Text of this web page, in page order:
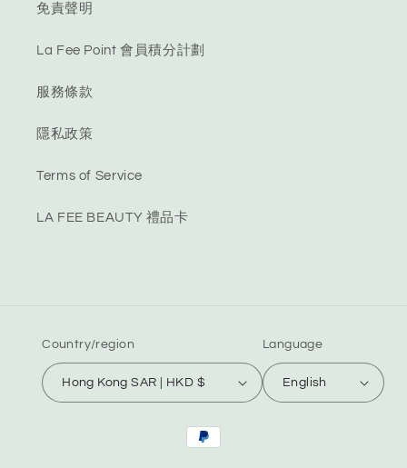
免責聲明
La Fee Point 會員積分計劃
服務條款
隱私政策
Terms of Service
LA FEE BEAUTY 禮品卡
Country/region
Hong Kong SAR | HKD $
Language
English
Payment